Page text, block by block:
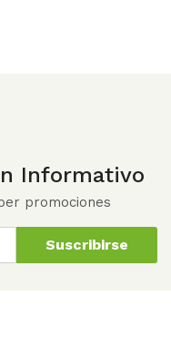
Informativo
promociones
Suscribirse